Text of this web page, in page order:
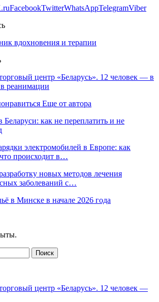
FacebookTwitterWhatsAppTelegramViber
вдохновения и терапии
центр «Беларусь». 12 человек — в
реанимации
Еще от автора
как не переплатить и не
электромобилей в Европе: как
происходит в…
новых методов лечения
заболеваний с…
в Минске в начале 2026 года
центр «Беларусь». 12 человек —